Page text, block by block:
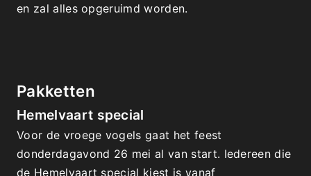
en zal alles opgeruimd worden.
Pakketten
Hemelvaart special
Voor de vroege vogels gaat het feest
donderdagavond 26 mei al van start. Iedereen die
de Hemelvaart special kiest is vanaf